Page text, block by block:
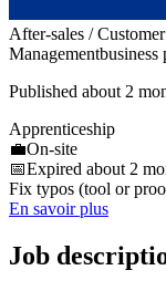
After-sales /
Managementbusiness
Published about 2
Apprenticeship
💼On-site
📅Expired about 2
Fix typos (tool or
En savoir plus
Job